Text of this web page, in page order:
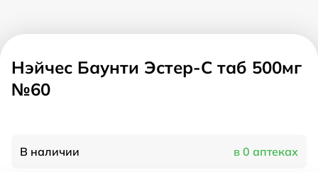
Нэйчес Баунти Эстер-С таб 500мг
№60
В наличии в 0 аптеках